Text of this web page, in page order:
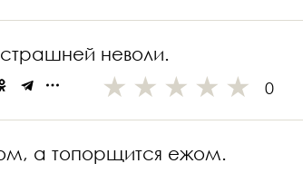
страшней неволи.
0
а топорщится ежом.